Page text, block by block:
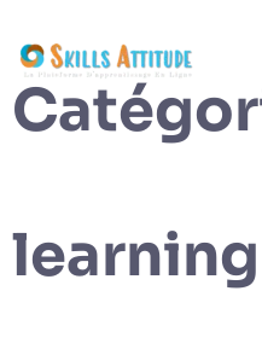
content
learning